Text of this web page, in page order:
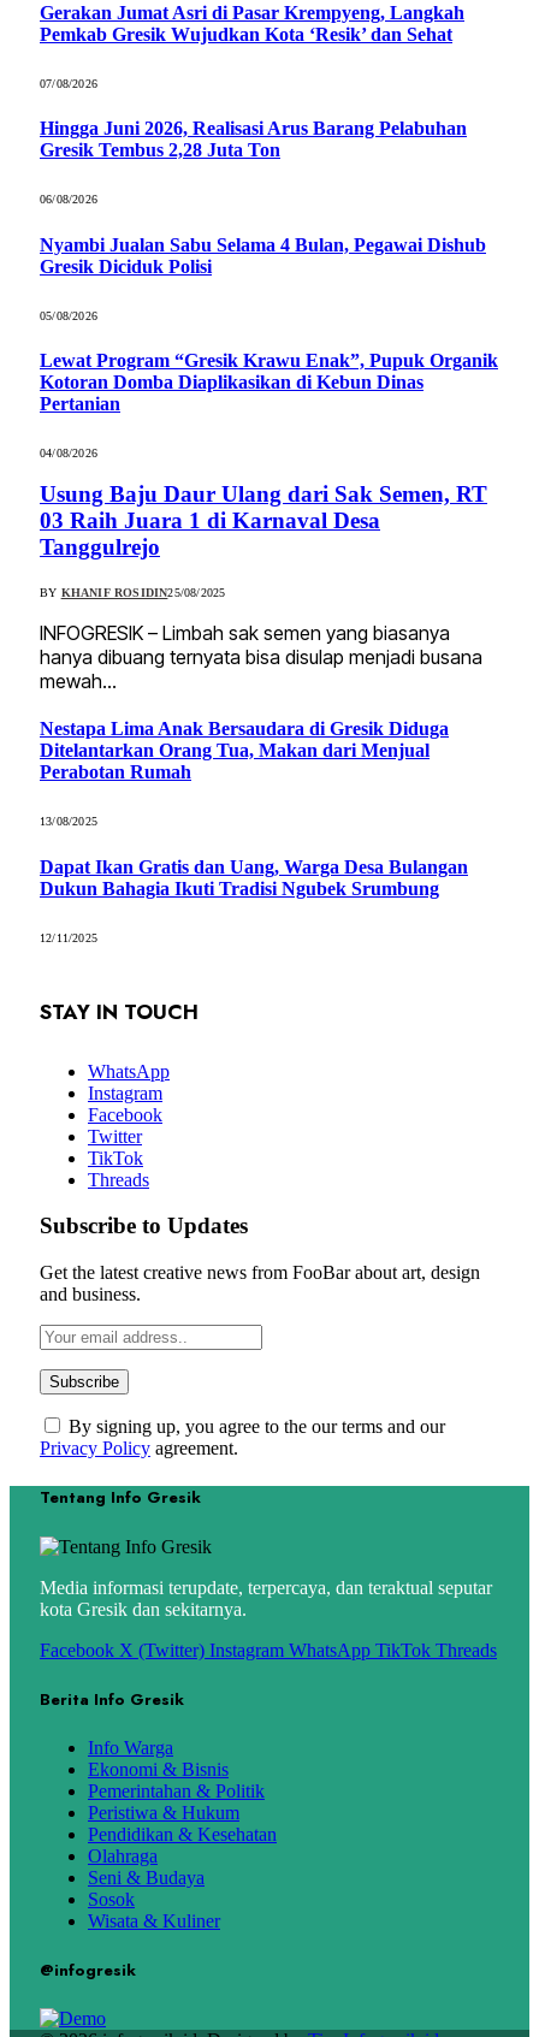
Gerakan Jumat Asri di Pasar Krempyeng, Langkah
Pemkab Gresik Wujudkan Kota ‘Resik’ dan Sehat
07/08/2026
Hingga Juni 2026, Realisasi Arus Barang Pelabuhan
Gresik Tembus 2,28 Juta Ton
06/08/2026
Nyambi Jualan Sabu Selama 4 Bulan, Pegawai Dishub
Gresik Diciduk Polisi
05/08/2026
Lewat Program “Gresik Krawu Enak”, Pupuk Organik
Kotoran Domba Diaplikasikan di Kebun Dinas
Pertanian
04/08/2026
Usung Baju Daur Ulang dari Sak Semen, RT
03 Raih Juara 1 di Karnaval Desa
Tanggulrejo
BY KHANIF ROSIDIN25/08/2025
INFOGRESIK – Limbah sak semen yang biasanya
hanya dibuang ternyata bisa disulap menjadi busana
mewah…
Nestapa Lima Anak Bersaudara di Gresik Diduga
Ditelantarkan Orang Tua, Makan dari Menjual
Perabotan Rumah
13/08/2025
Dapat Ikan Gratis dan Uang, Warga Desa Bulangan
Dukun Bahagia Ikuti Tradisi Ngubek Srumbung
12/11/2025
STAY IN TOUCH
WhatsApp
Instagram
Facebook
Twitter
TikTok
Threads
Subscribe to Updates
Get the latest creative news from FooBar about art, design
and business.
By signing up, you agree to the our terms and our
Privacy Policy agreement.
Tentang Info Gresik
Media informasi terupdate, terpercaya, dan teraktual seputar
kota Gresik dan sekitarnya.
Facebook X (Twitter) Instagram WhatsApp TikTok Threads
Berita Info Gresik
Info Warga
Ekonomi & Bisnis
Pemerintahan & Politik
Peristiwa & Hukum
Pendidikan & Kesehatan
Olahraga
Seni & Budaya
Sosok
Wisata & Kuliner
@infogresik